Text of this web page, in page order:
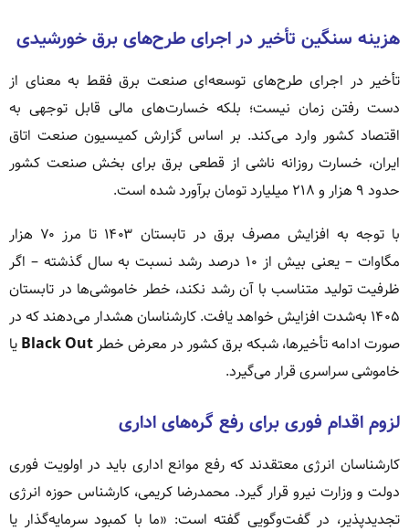
هزینه سنگین تأخیر در اجرای طرح‌های برق خورشیدی
تأخیر در اجرای طرح‌های توسعه‌ای صنعت برق فقط به معنای از
دست رفتن زمان نیست؛ بلکه خسارت‌های مالی قابل توجهی به
اقتصاد کشور وارد می‌کند. بر اساس گزارش کمیسیون صنعت اتاق
ایران، خسارت روزانه ناشی از قطعی برق برای بخش صنعت کشور
حدود ۹ هزار و ۲۱۸ میلیارد تومان برآورد شده است.
با توجه به افزایش مصرف برق در تابستان ۱۴۰۳ تا مرز ۷۰ هزار
مگاوات – یعنی بیش از ۱۰ درصد رشد نسبت به سال گذشته – اگر
ظرفیت تولید متناسب با آن رشد نکند، خطر خاموشی‌ها در تابستان
۱۴۰۵ به‌شدت افزایش خواهد یافت. کارشناسان هشدار می‌دهند که در
صورت ادامه تأخیرها، شبکه برق کشور در معرض خطر Black Out یا
خاموشی سراسری قرار می‌گیرد.
لزوم اقدام فوری برای رفع گره‌های اداری
کارشناسان انرژی معتقدند که رفع موانع اداری باید در اولویت فوری
دولت و وزارت نیرو قرار گیرد. محمدرضا کریمی، کارشناس حوزه انرژی
تجدیدپذیر، در گفت‌وگویی گفته است: «ما با کمبود سرمایه‌گذار یا